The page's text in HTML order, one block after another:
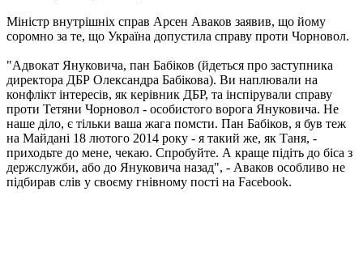
Міністр внутрішніх справ Арсен Аваков заявив, що йому
соромно за те, що Україна допустила справу проти Чорновол.
"Адвокат Януковича, пан Бабіков (йдеться про заступника
директора ДБР Олександра Бабікова). Ви наплювали на
конфлікт інтересів, як керівник ДБР, та інспірували справу
проти Тетяни Чорновол - особистого ворога Януковича. Не
наше діло, є тільки ваша жага помсти. Пан Бабіков, я був теж
на Майдані 18 лютого 2014 року - я такий же, як Таня, -
приходьте до мене, чекаю. Спробуйте. А краще підіть до біса з
держслужби, або до Януковича назад", - Аваков особливо не
підбирав слів у своєму гнівному пості на Facebook.